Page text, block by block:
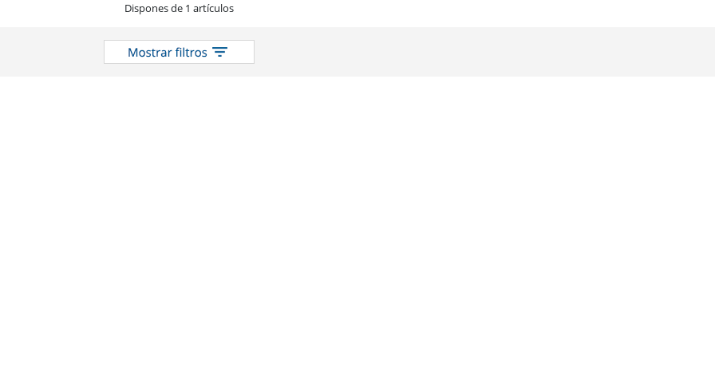
Dispones de 1 artículos